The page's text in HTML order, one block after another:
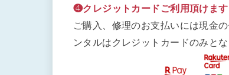
❹クレジットカードご利用頂けます
ご購入、修理のお支払いには現金
ンタルはクレジットカードのみと